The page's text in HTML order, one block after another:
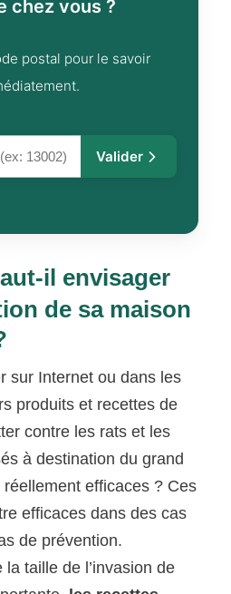
chez vous ?
postal pour le savoir
Valider
il envisager
de sa maison
sur Internet ou dans les
produits et recettes de
contre les rats et les
à destination du grand
efficaces ? Ces
efficaces dans des cas
de prévention.
taille de l’invasion de